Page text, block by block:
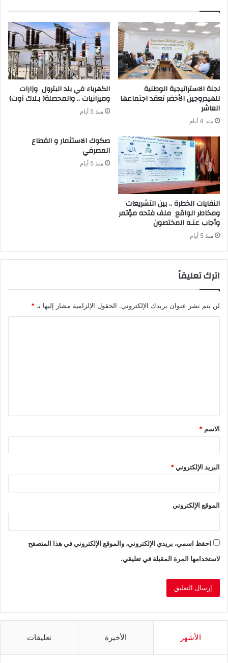
لجنة الاستراتيجية الوطنية
للهيدروجين الأخضر تعقد اجتماعها
العاشر
منذ 4 أيام
‬وميزانيات‭ .. ‬والمحصلة‭ )‬بـلاك‭ ‬آوت)
منذ 5 أيام
‬وأجاب‭ ‬عنـه‭ ‬المختصون
منذ 5 أيام
‬المصرفي‭ ‬
منذ 5 أيام
اترك تعليقاً
لن يتم نشر عنوان بريدك الإلكتروني. الحقول الإلزامية مشار إليها بـ *
ق
*
الاسم *
البريد الإلكتروني*
الموقع الإلكتروني
احفظ اسمي، بريدي الإلكتروني، والموقع الإلكتروني في هذا المتصفح
لاستخدامها المرة المقبلة في تعليقي.
الأشهر الأخيرة تعليقات